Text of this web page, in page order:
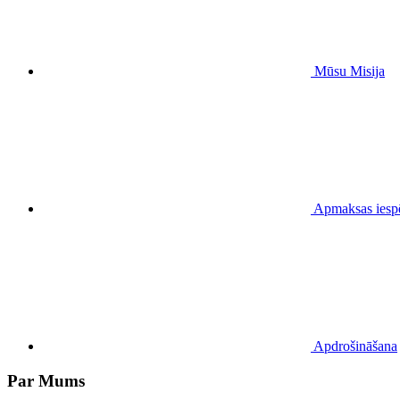
Mūsu Misija
Apmaksas
Apdrošināšana
Par Mums